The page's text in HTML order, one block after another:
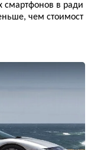
смартфонов в ради
чем стоимост